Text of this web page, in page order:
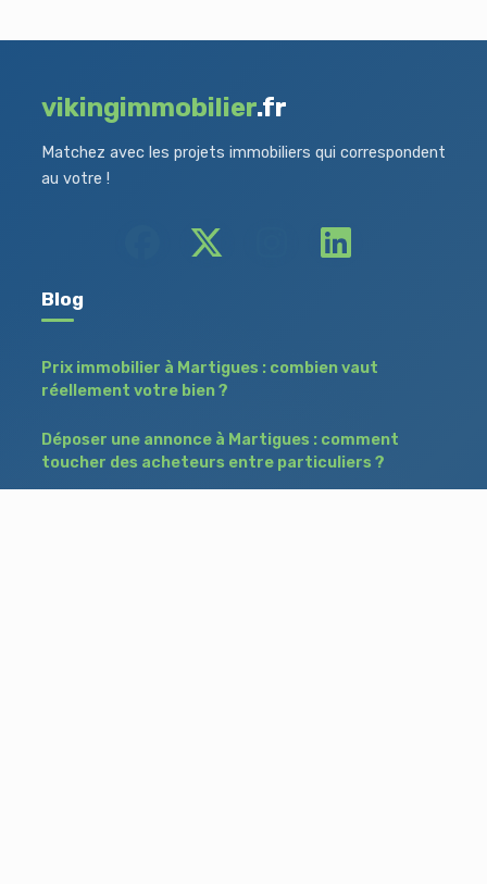
vikingimmobilier.fr
Matchez avec les projets immobiliers qui correspondent
au votre !
Blog
Prix immobilier à Martigues : combien vaut
réellement votre bien ?
Déposer une annonce à Martigues : comment
toucher des acheteurs entre particuliers ?